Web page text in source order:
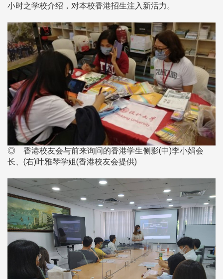
小时之学校介绍，对本校香港招生注入新活力。
◎ 香港校友会与前来询问的香港学生侧影(中)李小娟会
长、(右)叶雅琴学姐(香港校友会提供)